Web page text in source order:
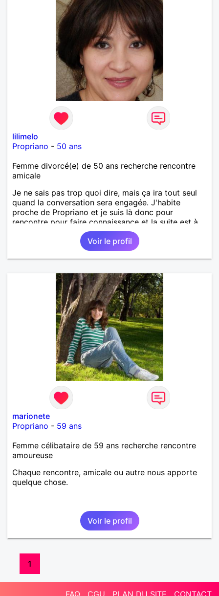
lilimelo
Propriano - 50 ans
Femme divorcé(e) de 50 ans recherche rencontre
amicale
Je ne sais pas trop quoi dire, mais ça ira tout seul
quand la conversation sera engagée. J'habite
proche de Propriano et je suis là donc pour
rencontre pour faire connaissance et la suite est à
Voir le profil
marionete
Propriano - 59 ans
Femme célibataire de 59 ans recherche rencontre
amoureuse
Chaque rencontre, amicale ou autre nous apporte
quelque chose.
Voir le profil
1
FAQ CGU PLAN DU SITE CONTACT